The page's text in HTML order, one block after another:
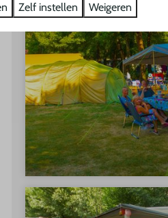
Zelf instellen Weigeren